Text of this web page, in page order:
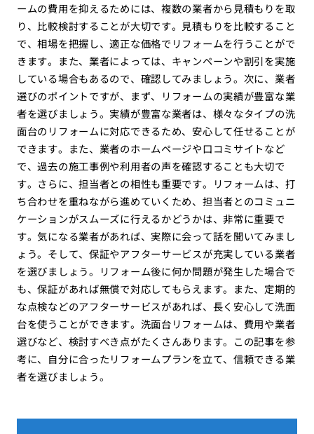
ームの費用を抑えるためには、複数の業者から見積もりを取
り、比較検討することが大切です。見積もりを比較すること
で、相場を把握し、適正な価格でリフォームを行うことがで
きます。また、業者によっては、キャンペーンや割引を実施
している場合もあるので、確認してみましょう。次に、業者
選びのポイントですが、まず、リフォームの実績が豊富な業
者を選びましょう。実績が豊富な業者は、様々なタイプの洗
面台のリフォームに対応できるため、安心して任せることが
できます。また、業者のホームページや口コミサイトなど
で、過去の施工事例や利用者の声を確認することも大切で
す。さらに、担当者との相性も重要です。リフォームは、打
ち合わせを重ねながら進めていくため、担当者とのコミュニ
ケーションがスムーズに行えるかどうかは、非常に重要で
す。気になる業者があれば、実際に会って話を聞いてみまし
ょう。そして、保証やアフターサービスが充実している業者
を選びましょう。リフォーム後に何か問題が発生した場合で
も、保証があれば無償で対応してもらえます。また、定期的
な点検などのアフターサービスがあれば、長く安心して洗面
台を使うことができます。洗面台リフォームは、費用や業者
選びなど、検討すべき点がたくさんあります。この記事を参
考に、自分に合ったリフォームプランを立て、信頼できる業
者を選びましょう。